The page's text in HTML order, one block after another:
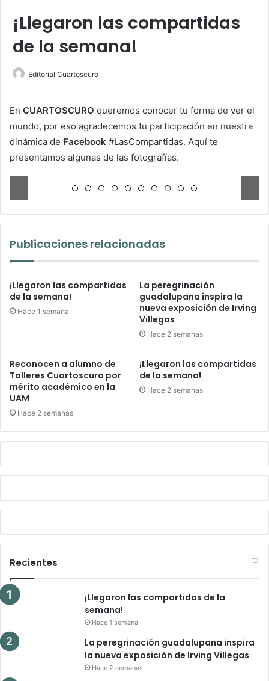
¡Llegaron las compartidas
de la semana!
Editorial Cuartoscuro
En CUARTOSCURO queremos conocer tu forma de ver el
mundo, por eso agradecemos tu participación en nuestra
dinámica de Facebook #LasCompartidas. Aquí te
presentamos algunas de las fotografías.
Publicaciones relacionadas
¡Llegaron las compartidas
de la semana!
Hace 1 semana
La peregrinación
guadalupana inspira la
nueva exposición de Irving
Villegas
Hace 2 semanas
Reconocen a alumno de
Talleres Cuartoscuro por
mérito académico en la
UAM
Hace 2 semanas
¡Llegaron las compartidas
de la semana!
Hace 2 semanas
Recientes
¡Llegaron las compartidas de la
semana!
Hace 1 semana
La peregrinación guadalupana inspira
la nueva exposición de Irving Villegas
Hace 2 semanas